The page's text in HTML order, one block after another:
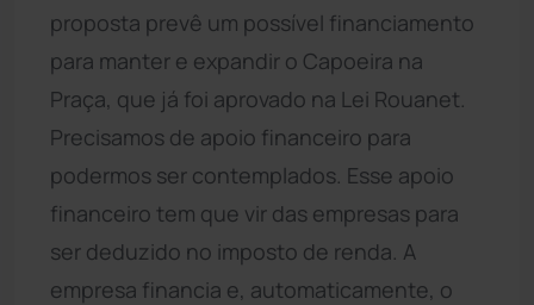
proposta prevê um possível financiamento
para manter e expandir o Capoeira na
Praça, que já foi aprovado na Lei Rouanet.
Precisamos de apoio financeiro para
podermos ser contemplados. Esse apoio
financeiro tem que vir das empresas para
ser deduzido no imposto de renda. A
empresa financia e, automaticamente, o